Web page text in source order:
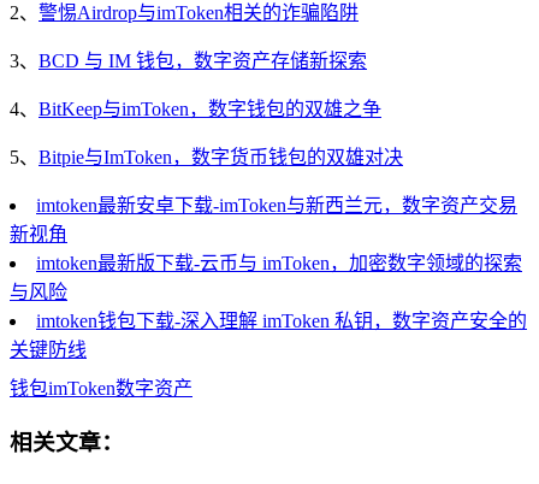
2、 警惕Airdrop与imToken相关的诈骗陷阱
3、 BCD 与 IM 钱包，数字资产存储新探索
4、 BitKeep与imToken，数字钱包的双雄之争
5、 Bitpie与ImToken，数字货币钱包的双雄对决
imtoken最新安卓下载-imToken与新西兰元，数字资产交易
新视角
imtoken最新版下载-云币与 imToken，加密数字领域的探索
与风险
imtoken钱包下载-深入理解 imToken 私钥，数字资产安全的
关键防线
钱包imToken数字资产
相关文章：